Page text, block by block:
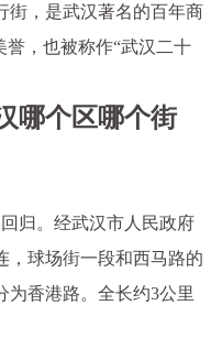
街，是武汉著名的百年商
誉，也被称作“武汉二十
哪个区哪个街
归。经武汉市人民政府
，球场街一段和西马路的
为香港路。全长约3公里